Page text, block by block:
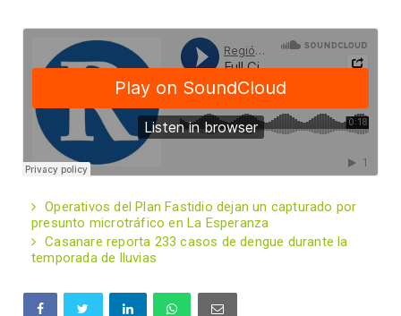
Operativos del Plan Fastidio dejan un capturado por
presunto microtráfico en La Esperanza
Casanare reporta 233 casos de dengue durante la
temporada de lluvias